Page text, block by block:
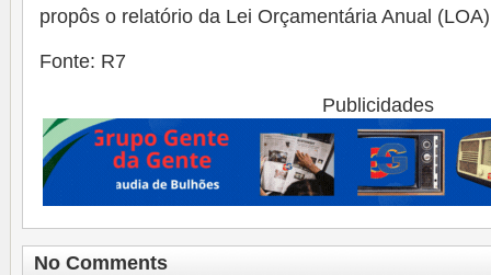
propôs o relatório da Lei Orçamentária Anual
Fonte: R7
Publicidades
No Comments